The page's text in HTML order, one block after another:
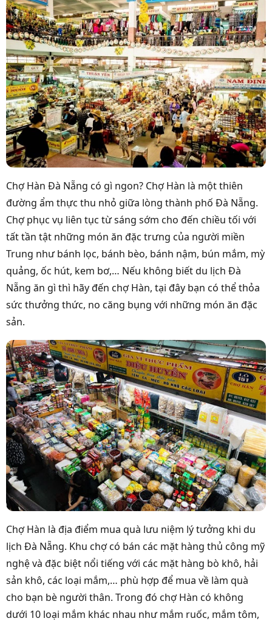
Chợ Hàn Đà Nẵng có gì ngon? Chợ Hàn là một thiên
đường ẩm thực thu nhỏ giữa lòng thành phố Đà Nẵng.
Chợ phục vụ liên tục từ sáng sớm cho đến chiều tối với
tất tần tật những món ăn đặc trưng của người miền
Trung như bánh lọc, bánh bèo, bánh nậm, bún mắm, mỳ
quảng, ốc hút, kem bơ,… Nếu không biết du lịch Đà
Nẵng ăn gì thì hãy đến chợ Hàn, tại đây bạn có thể thỏa
sức thưởng thức, no căng bụng với những món ăn đặc
sản.
Chợ Hàn là địa điểm mua quà lưu niệm lý tưởng khi du
lịch Đà Nẵng. Khu chợ có bán các mặt hàng thủ công mỹ
nghệ và đặc biệt nổi tiếng với các mặt hàng bò khô, hải
sản khô, các loại mắm,… phù hợp để mua về làm quà
cho bạn bè người thân. Trong đó chợ Hàn có không
dưới 10 loại mắm khác nhau như mắm ruốc, mắm tôm,